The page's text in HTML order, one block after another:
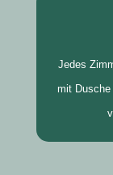
Jedes
mit